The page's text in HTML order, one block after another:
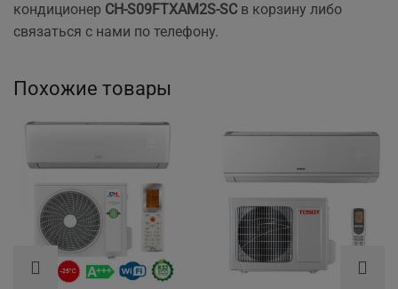
кондиционер CH-S09FTXAM2S-SC в корзину либо
связаться с нами по телефону.
Похожие товары